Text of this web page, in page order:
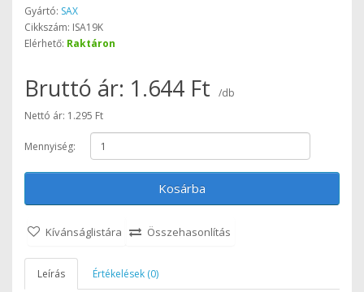
Gyártó: SAX
Cikkszám: ISA19K
Elérhető: Raktáron
Bruttó ár: 1.644 Ft
/db
Nettó ár: 1.295 Ft
Mennyiség:
Kosárba
Kívánságlistára Összehasonlítás
Leírás Értékelések (0)